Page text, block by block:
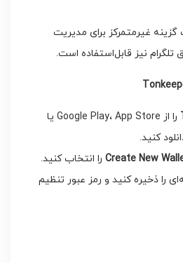
غیرمتمرکز برای مدیریت
نیز قابل‌استفاده است.
را از Google Play، App Store یا
کنید.
Create New را انتخاب کنید.
24 کلمه‌ای را ذخیره کنید و رمز عبور تنظیم